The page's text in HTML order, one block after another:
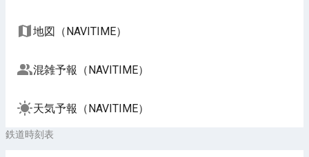
地図（NAVITIME）
混雑予報（NAVITIME）
天気予報（NAVITIME）
鉄道時刻表